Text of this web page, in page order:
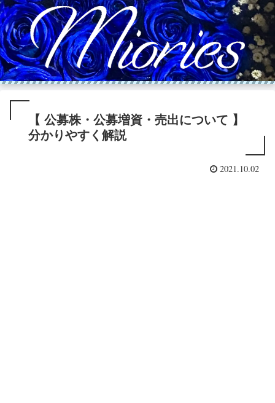
【 公募株・公募増資・売出について 】
分かりやすく解説
2021.10.02